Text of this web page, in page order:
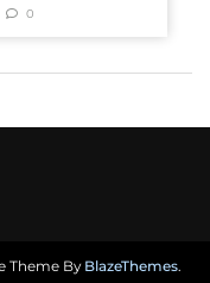
0
Theme By BlazeThemes.